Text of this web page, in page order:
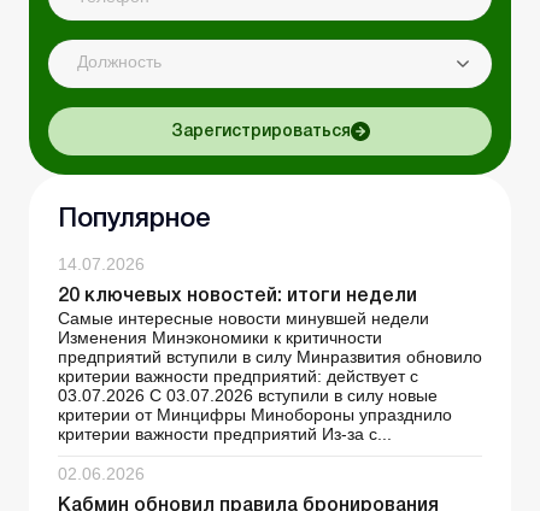
Должность
Зарегистрироваться
Популярное
14.07.2026
20 ключевых новостей: итоги недели
Самые интересные новости минувшей недели
Изменения Минэкономики к критичности
предприятий вступили в силу Минразвития обновило
критерии важности предприятий: действует с
03.07.2026 С 03.07.2026 вступили в силу новые
критерии от Минцифры Минобороны упразднило
критерии важности предприятий Из-за с...
02.06.2026
Кабмин обновил правила бронирования